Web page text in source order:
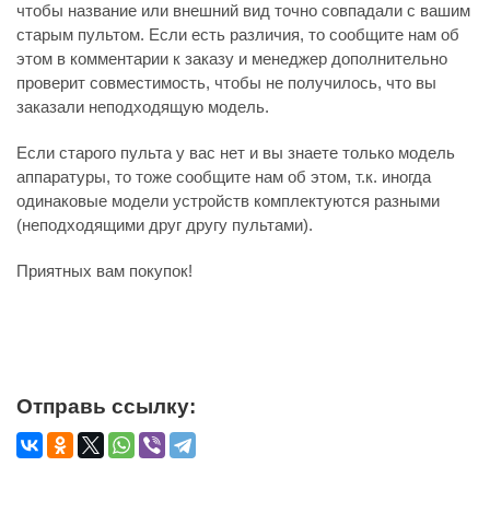
чтобы название или внешний вид точно совпадали с вашим
старым пультом. Если есть различия, то сообщите нам об
этом в комментарии к заказу и менеджер дополнительно
проверит совместимость, чтобы не получилось, что вы
заказали неподходящую модель.
Если старого пульта у вас нет и вы знаете только модель
аппаратуры, то тоже сообщите нам об этом, т.к. иногда
одинаковые модели устройств комплектуются разными
(неподходящими друг другу пультами).
Приятных вам покупок!
Отправь ссылку: